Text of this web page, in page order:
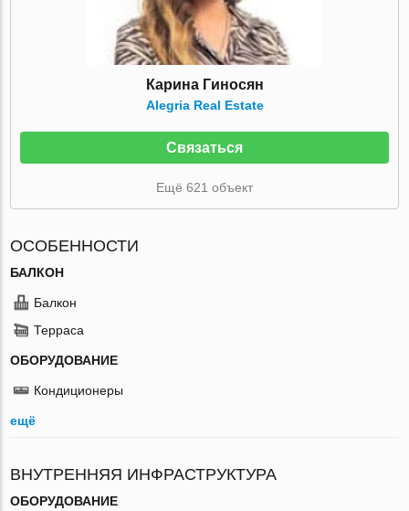
Карина Гиносян
Alegria Real Estate
Связаться
Ещё 621 объект
ОСОБЕННОСТИ
БАЛКОН
Балкон
Терраса
ОБОРУДОВАНИЕ
Кондиционеры
ещё
ВНУТРЕННЯЯ ИНФРАСТРУКТУРА
ОБОРУДОВАНИЕ